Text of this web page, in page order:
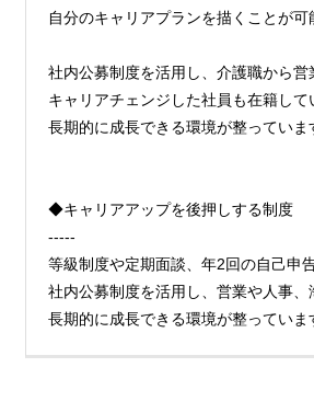
自分のキャリアプランを描くことが可
社内公募制度を活用し、介護職から営
キャリアチェンジした社員も在籍して
長期的に成長できる環境が整っていま
◆キャリアアップを後押しする制度
-----
等級制度や定期面談、年2回の自己申
社内公募制度を活用し、営業や人事、
長期的に成長できる環境が整っていま